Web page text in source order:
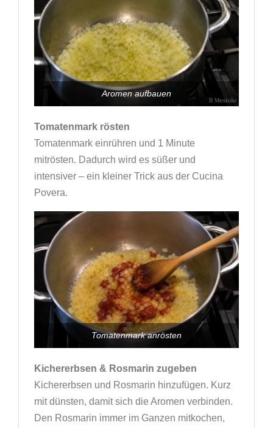
Aromen aufbauen
Tomatenmark rösten
Tomatenmark einrühren und 1 Minute
mitrösten. Dadurch wird es süßer und
intensiver – ein kleiner Trick aus der Cucina
Povera.
Tomatenmark anrösten
Kichererbsen & Rosmarin zugeben
Kichererbsen und Rosmarin hinzufügen. Kurz
mit dünsten, damit sich die Aromen verbinden.
Den Rosmarin immer im Ganzen mitkochen,